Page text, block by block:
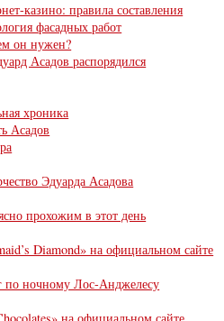
казино: правила составления
фасадных работ
он нужен?
Асадов распорядился
хроника
Асадов
Эдуарда Асадова
прохожим в этот день
Diamond» на официальном сайте
по ночному Лос-Анджелесу